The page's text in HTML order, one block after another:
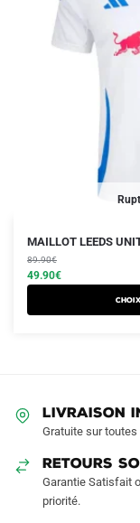
MAILLOT LEEDS
89.90€
Le
prix
initial
était :
49.90€
Le
prix
actuel
est :
Ce
produit
a
être
choisies
sur
page
LIVRAISON
Gratuite sur
RETOURS
Garantie Satisfait
priorité.